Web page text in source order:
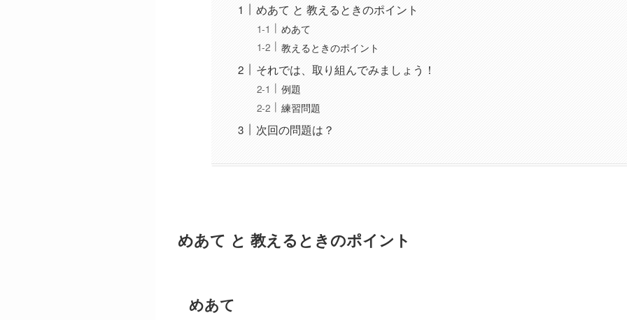
めあて と 教えるときのポイント
めあて
教えるときのポイント
それでは、取り組んでみましょう！
例題
練習問題
次回の問題は？
めあて と 教えるときのポイント
めあて